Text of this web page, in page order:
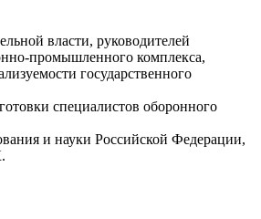
власти, руководителей
промышленного комплекса,
государственного
специалистов оборонного
и науки Российской Федерации,